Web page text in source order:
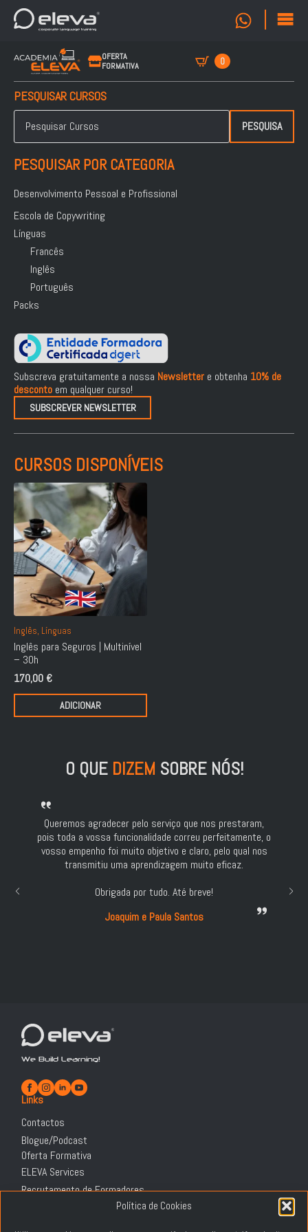
Política de Cookies
OFERTA
FORMATIVA
0
PESQUISAR CURSOS
Pesquisar
por: PESQUISA
PESQUISAR POR CATEGORIA
Desenvolvimento Pessoal e Profissional
Escola de Copywriting
Línguas
Francês
Inglês
Português
Packs
Subscreva gratuitamente a nossa Newsletter e obtenha 10% de
desconto em qualquer curso!
SUBSCREVER NEWSLETTER
CURSOS DISPONÍVEIS
Inglês, Línguas
Inglês para Seguros | Multinível
– 30h
170,00 €
ADICIONAR
O QUE DIZEM SOBRE NÓS!
Queremos agradecer pelo serviço que nos prestaram,
pois toda a vossa funcionalidade correu perfeitamente, o
vosso empenho foi muito objetivo e claro, pelo qual nos
transmitiu uma aprendizagem muito eficaz.
Obrigada por tudo. Até breve!
Joaquim e Paula Santos
We Build Learning!
Links
Contactos
Blogue/Podcast
Oferta Formativa
ELEVA Services
Recrutamento de Formadores